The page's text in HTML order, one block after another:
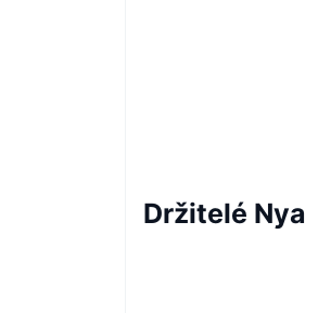
Držitelé Nya